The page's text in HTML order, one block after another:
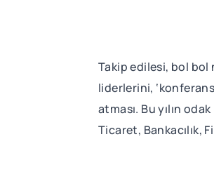
Takip edilesi, bol bol
liderlerini,
atması. Bu yılın
Ticaret, Bankacılık,